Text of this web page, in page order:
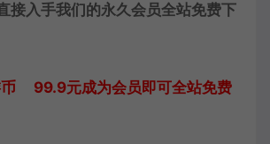
接入手我们的永久会员全站免费下
币 99.9元成为会员即可全站免费